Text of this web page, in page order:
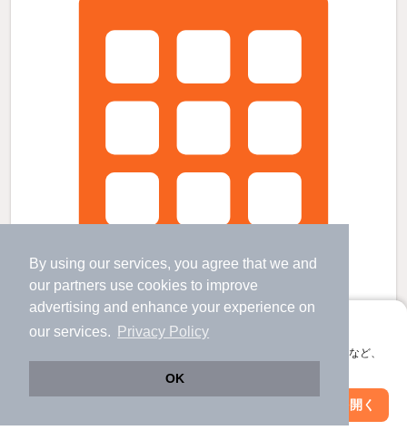
By using our services, you agree that we and
our partners use cookies to improve
advertising and enhance your experience on
our services.
Privacy Policy
OK
アプリに切り替えて、サクサクお部屋探し
会員登録なしですぐ使える。マップ検索やお気に入り保存など、
アプリを開く
テクノさかき駅より徒歩30分 築35年4ヶ月 2階建の賃貸物件
テクノさかき駅 歩
2階建 / 35年4ヶ月 / 鉄骨造
絞り込み条件を変更